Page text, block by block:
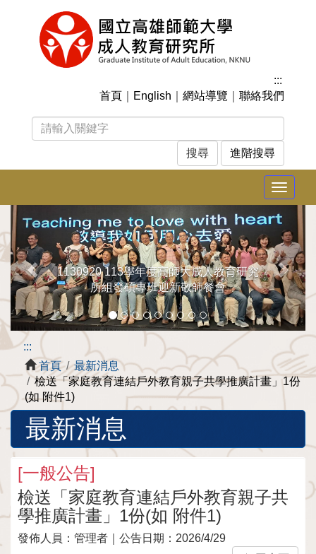
:::
首頁
English 網站導覽 聯絡我們
進階搜尋
Toggle
1130920 113學年度高師大成人教育研究
所組發碩專班迎新敬師餐會
上
一
張
下
一
張
:::
首頁
最新消息
檢送「家庭教育連結戶外教育親子共學推廣計畫」1份
(如 附件1)
最新消息
[一般公告]
檢送「家庭教育連結戶外教育親子共
學推廣計畫」1份(如 附件1)
發佈人員： 管理者 ｜公告日期： 2026/4/29